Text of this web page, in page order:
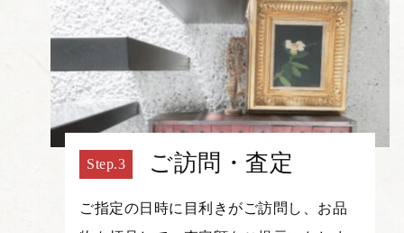
ご訪問・査定
ご指定の日時に目利きがご訪問し、お品